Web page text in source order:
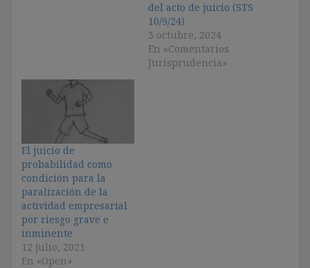
del acto de juicio (STS
10/9/24)
3 octubre, 2024
En «Comentarios
Jurisprudencia»
El juicio de
probabilidad como
condición para la
paralización de la
actividad empresarial
por riesgo grave e
inminente
12 julio, 2021
En «Open»